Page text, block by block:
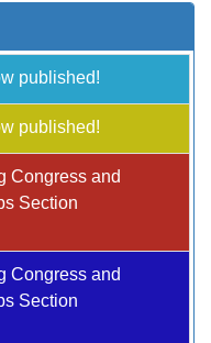
published!
published!
Congress and
Section
Congress and
Section